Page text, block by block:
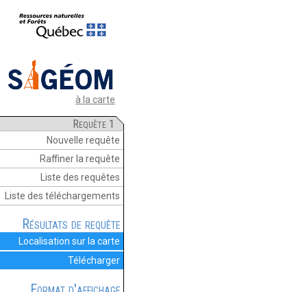
à la carte
Requête 1
Nouvelle requête
Raffiner la requête
Liste des requêtes
Liste des téléchargements
Résultats de requête
Localisation sur la carte
Télécharger